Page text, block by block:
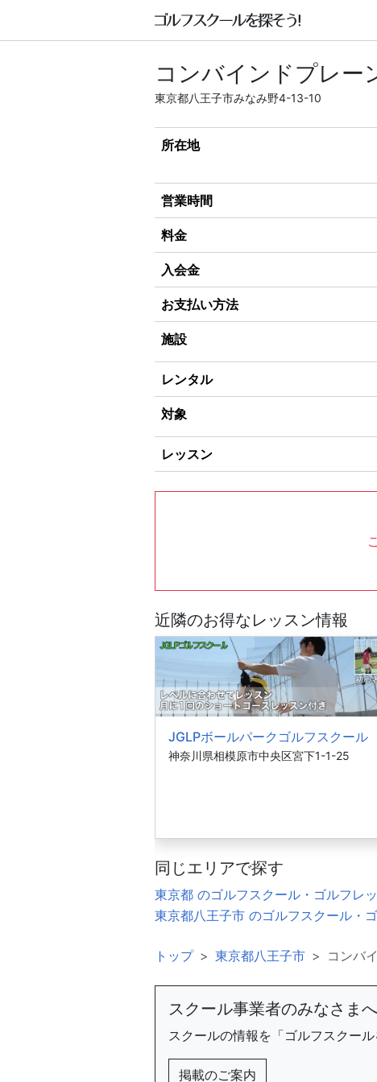
コンバインドプレー
東京都八王子市みなみ野4-13-10
所在地
営業時間
料金
入会金
お支払い方法
施設
レンタル
対象
レッスン
近隣のお得なレッスン情報
JGLPボールパークゴルフスクール
神奈川県相模原市中央区宮下1-1-25
同じエリアで探す
東京都 のゴルフスクール・ゴルフレ
東京都八王子市 のゴルフスクール・
トップ 東京都八王子市 コンバ
スクール事業者のみなさまへ
スクールの情報を「ゴルフスクー
掲載のご案内